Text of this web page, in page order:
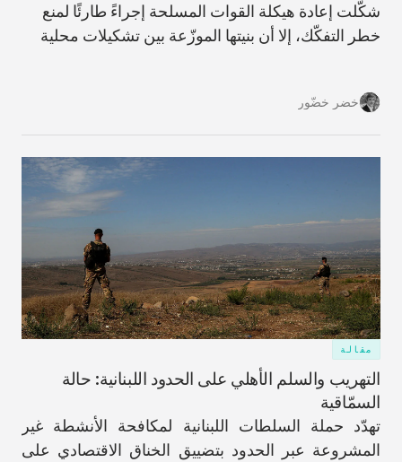
شكّلت إعادة هيكلة القوات المسلحة إجراءً طارئًا لمنع
خطر التفكّك، إلا أن بنيتها الموزّعة بين تشكيلات محلية
خضر خضّور
مقالة
التهريب والسلم الأهلي على الحدود اللبنانية: حالة
السمّاقية
تهدّد حملة السلطات اللبنانية لمكافحة الأنشطة غير
المشروعة عبر الحدود بتضييق الخناق الاقتصادي على